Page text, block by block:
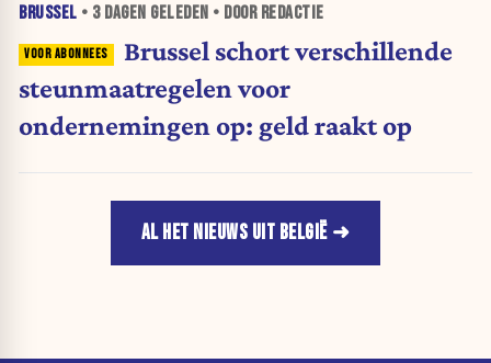
BRUSSEL • 3 DAGEN GELEDEN • DOOR REDACTIE
Brussel schort verschillende
steunmaatregelen voor
ondernemingen op: geld raakt op
AL HET NIEUWS UIT BELGIË